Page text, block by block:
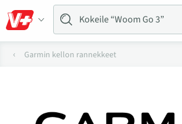
Garmin kellon rannekkeet